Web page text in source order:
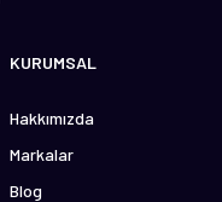
KURUMSAL
Hakkımızda
Markalar
Blog